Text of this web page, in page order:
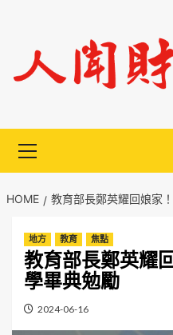
content
Menu
HOME 教育部長鄭英耀回娘家
地方 教育 焦點
教育部長鄭英耀
學畢典勉勵
2024-06-16